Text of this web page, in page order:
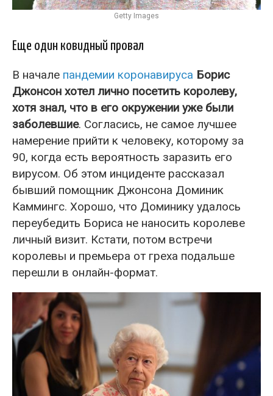
Getty Images
Еще один ковидный провал
В начале пандемии коронавируса Борис
Джонсон хотел лично посетить королеву,
хотя знал, что в его окружении уже были
заболевшие. Согласись, не самое лучшее
намерение прийти к человеку, которому за
90, когда есть вероятность заразить его
вирусом. Об этом инциденте рассказал
бывший помощник Джонсона Доминик
Каммингс. Хорошо, что Доминику удалось
переубедить Бориса не наносить королеве
личный визит. Кстати, потом встречи
королевы и премьера от греха подальше
перешли в онлайн-формат.